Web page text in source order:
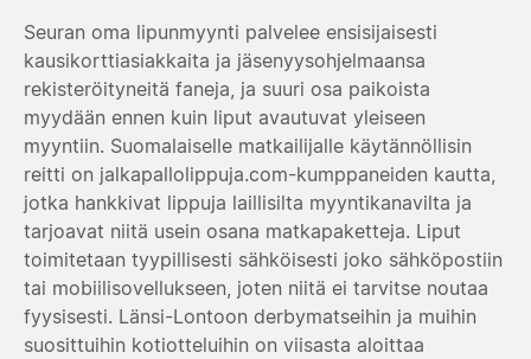
Seuran oma lipunmyynti palvelee ensisijaisesti
kausikorttiasiakkaita ja jäsenyysohjelmaansa
rekisteröityneitä faneja, ja suuri osa paikoista
myydään ennen kuin liput avautuvat yleiseen
myyntiin. Suomalaiselle matkailijalle käytännöllisin
reitti on jalkapallolippuja.com-kumppaneiden kautta,
jotka hankkivat lippuja laillisilta myyntikanavilta ja
tarjoavat niitä usein osana matkapaketteja. Liput
toimitetaan tyypillisesti sähköisesti joko sähköpostiin
tai mobiilisovellukseen, joten niitä ei tarvitse noutaa
fyysisesti. Länsi-Lontoon derbymatseihin ja muihin
suosittuihin kotiotteluihin on viisasta aloittaa